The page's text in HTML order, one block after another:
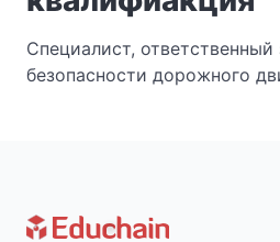
Специалист, ответственный
безопасности дорожного